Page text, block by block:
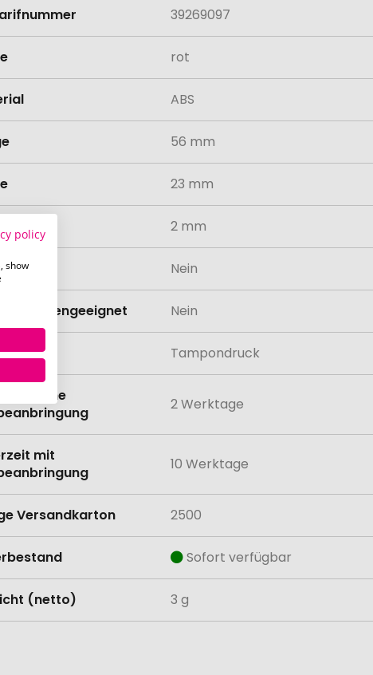
39269097
rot
ABS
56 mm
23 mm
2 mm
Nein
Nein
Tampondruck
ohne
2 Werktage
mit
10 Werktage
Versandkarton 2500
Sofort verfügbar
(netto) 3 g
policy
show